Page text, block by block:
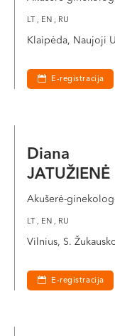
LT , EN , RU
Klaipėda, Naujoji
E-registracija
Diana
JATUŽIENĖ
Akušerė-
LT , EN , RU
Vilnius, S.
E-registracija